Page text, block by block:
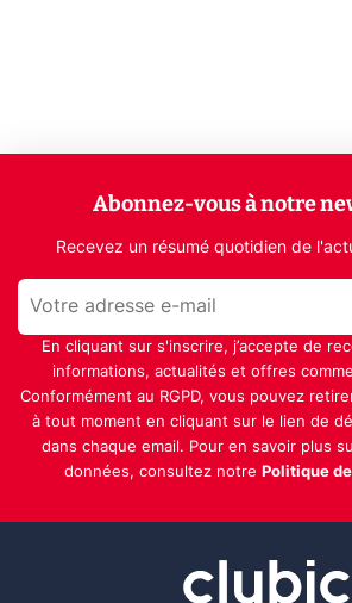
Abonnez-vous à notre
Recevez un résumé quotidien de
En cliquant sur s'inscrire, j’accepte de
informations, actualités et offres
Conformément au RGPD, vous pouvez
à tout moment en cliquant sur le lien de
dans chaque email. Pour en savoir plus
données, consultez notre Politique